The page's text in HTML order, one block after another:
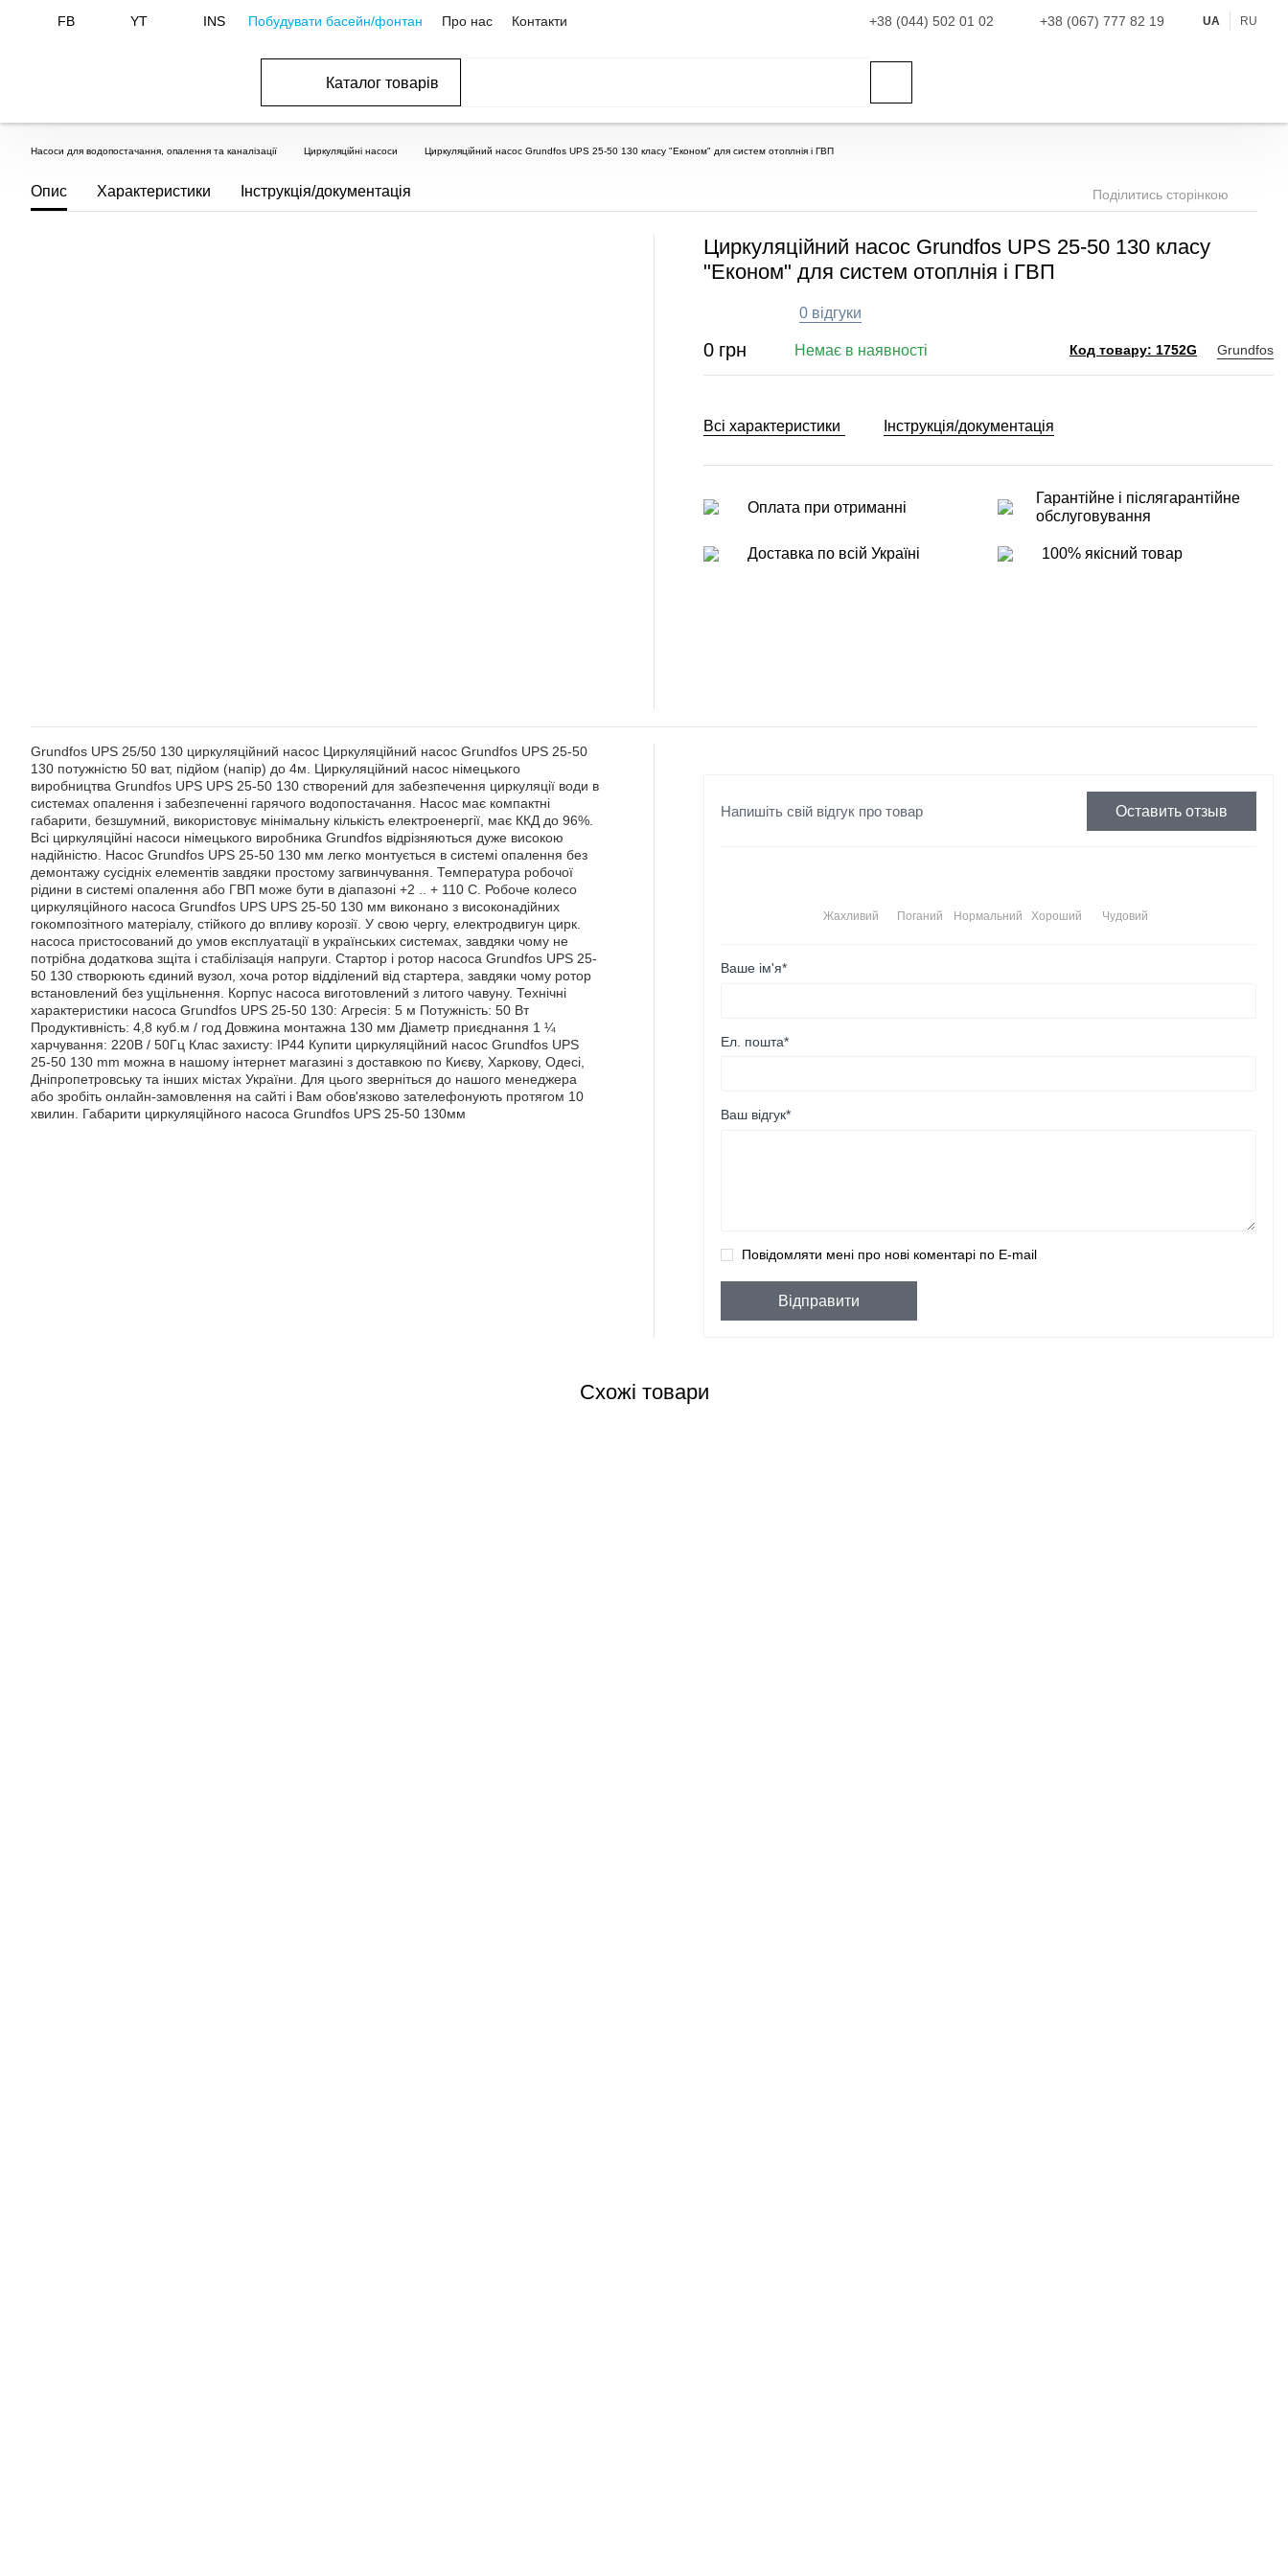
FB YT INS Побудувати басейн/фонтан Про нас Контакти +38 (044) 502 01 02 +38 (067) 777 82 19 UA RU
Каталог товарів
Насоси для водопостачання, опалення та каналізації Циркуляційні насоси Циркуляційний насос Grundfos UPS 25-50 130 класу "Економ" для систем отоплнія і ГВП
Опис Характеристики Інструкція/документація Поділитись сторінкою
Циркуляційний насос Grundfos UPS 25-50 130 класу
"Економ" для систем отоплнія і ГВП
0 відгуки
0 грн Немає в наявності Код товару: 1752G Grundfos
Всі характеристики Інструкція/документація
Оплата при отриманні
Гарантійне і післягарантійне
обслуговування
Доставка по всій Україні 100% якісний товар
Grundfos UPS 25/50 130 циркуляційний насос Циркуляційний насос Grundfos UPS 25-50
130 потужністю 50 ват, підйом (напір) до 4м. Циркуляційний насос німецького
виробництва Grundfos UPS UPS 25-50 130 створений для забезпечення циркуляції води в
системах опалення і забезпеченні гарячого водопостачання. Насос має компактні
габарити, безшумний, використовує мінімальну кількість електроенергії, має ККД до 96%.
Всі циркуляційні насоси німецького виробника Grundfos відрізняються дуже високою
надійністю. Насос Grundfos UPS 25-50 130 мм легко монтується в системі опалення без
демонтажу сусідніх елементів завдяки простому загвинчування. Температура робочої
рідини в системі опалення або ГВП може бути в діапазоні +2 .. + 110 С. Робоче колесо
циркуляційного насоса Grundfos UPS UPS 25-50 130 мм виконано з високонадійних
гокомпозітного матеріалу, стійкого до впливу корозії. У свою чергу, електродвигун цирк.
насоса пристосований до умов експлуатації в українських системах, завдяки чому не
потрібна додаткова зщіта і стабілізація напруги. Стартор і ротор насоса Grundfos UPS 25-
50 130 створюють єдиний вузол, хоча ротор відділений від стартера, завдяки чому ротор
встановлений без ущільнення. Корпус насоса виготовлений з литого чавуну. Технічні
характеристики насоса Grundfos UPS 25-50 130: Агресія: 5 м Потужність: 50 Вт
Продуктивність: 4,8 куб.м / год Довжина монтажна 130 мм Діаметр приєднання 1 ¼
харчування: 220В / 50Гц Клас захисту: IP44 Купити циркуляційний насос Grundfos UPS
25-50 130 mm можна в нашому інтернет магазині з доставкою по Києву, Харкову, Одесі,
Дніпропетровську та інших містах України. Для цього зверніться до нашого менеджера
або зробіть онлайн-замовлення на сайті і Вам обов'язково зателефонують протягом 10
хвилин. Габарити циркуляційного насоса Grundfos UPS 25-50 130мм
Напишіть свій відгук про товар Оставить отзыв
Чудовий
Хороший
Нормальний
Поганий
Жахливий
Ваше ім'я*
Ел. пошта*
Ваш відгук*
Повідомляти мені про нові коментарі по E-mail
Відправити
Схожі товари